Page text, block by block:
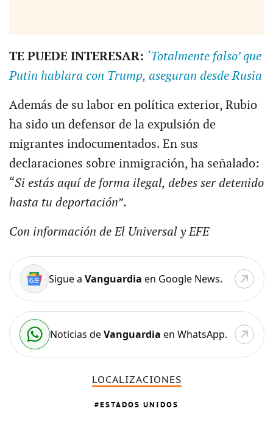
TE PUEDE INTERESAR: ‘Totalmente falso’ que
Putin hablara con Trump, aseguran desde Rusia
Además de su labor en política exterior, Rubio
ha sido un defensor de la expulsión de
migrantes indocumentados. En sus
declaraciones sobre inmigración, ha señalado:
“Si estás aquí de forma ilegal, debes ser detenido
hasta tu deportación”.
Con información de El Universal y EFE
Sigue a Vanguardia en Google News.
Noticias deVanguardia en WhatsApp.
LOCALIZACIONES
ESTADOS UNIDOS